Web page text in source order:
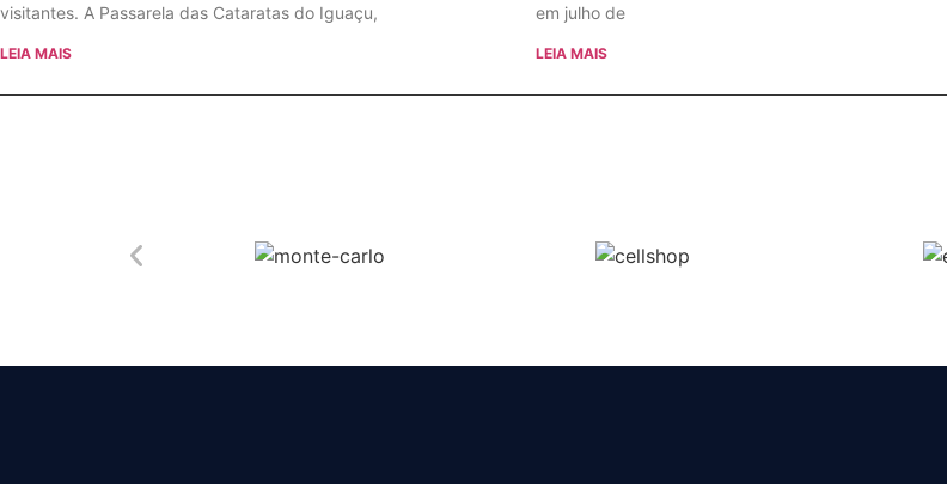
visitantes. A Passarela das Cataratas do Iguaçu,
LEIA MAIS
em julho de
LEIA MAIS